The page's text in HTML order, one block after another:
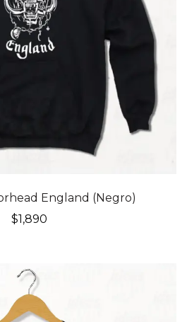
England (Negro)
$1,890